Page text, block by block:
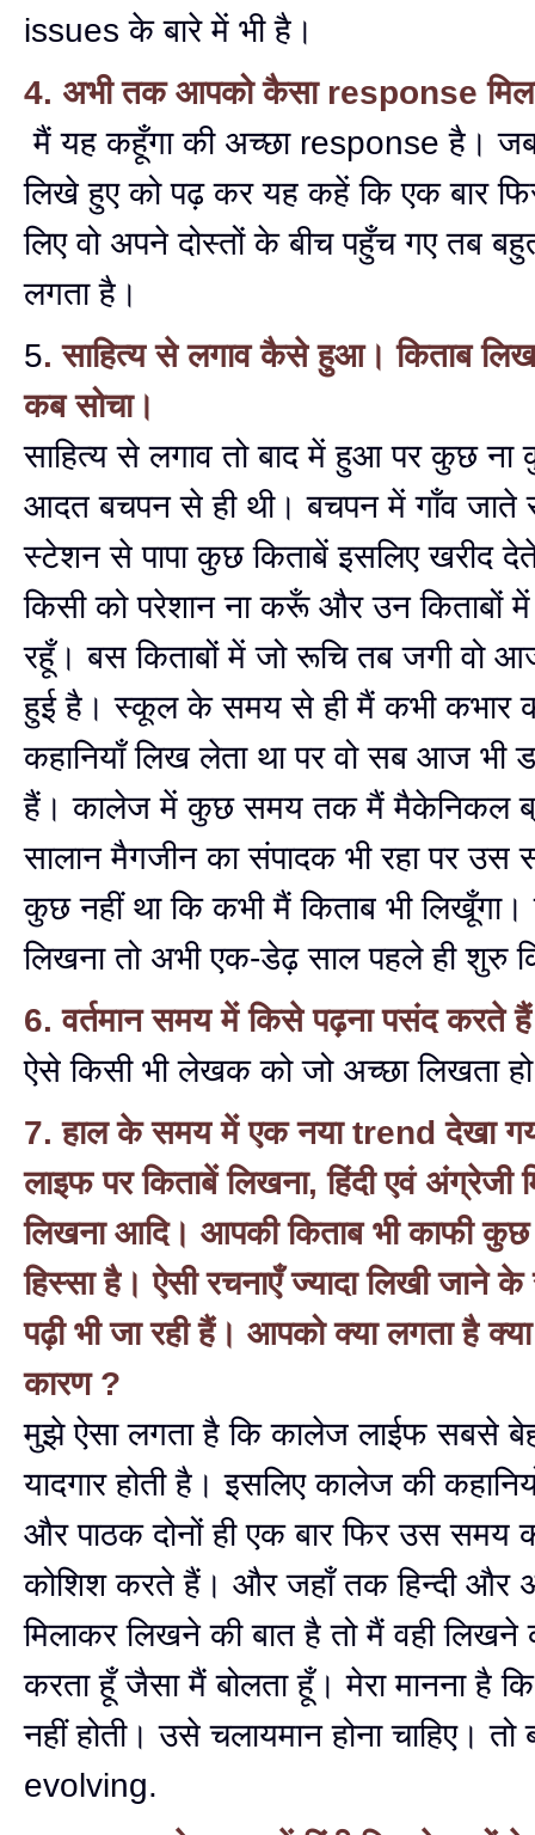
issues के बारे में भी है।
4. अभी तक आपको कैसा response
मैं यह कहूँगा की अच्छा response है।
लिखे हुए को पढ़ कर यह कहें कि एक बार
लिए वो अपने दोस्तों के बीच पहुँच गए तब
लगता है।
5. साहित्य से लगाव कैसे हुआ। किताब
कब सोचा।
साहित्य से लगाव तो बाद में हुआ पर कुछ
आदत बचपन से ही थी। बचपन में गाँव जाते
स्टेशन से पापा कुछ किताबें इसलिए खरीद
किसी को परेशान ना करूँ और उन किताबों
रहूँ। बस किताबों में जो रूचि तब जगी वो
हुई है। स्कूल के समय से ही मैं कभी कभार
कहानियाँ लिख लेता था पर वो सब आज भी
हैं। कालेज में कुछ समय तक मैं मैकेनिकल
सालान मैगजीन का संपादक भी रहा पर
कुछ नहीं था कि कभी मैं किताब भी लिखूँगा।
लिखना तो अभी एक-डेढ़ साल पहले ही शुरु
6. वर्तमान समय में किसे पढ़ना पसंद करते
ऐसे किसी भी लेखक को जो अच्छा लिखता
7. हाल के समय में एक नया trend देखा
लाइफ पर किताबें लिखना, हिंदी एवं अंग्रेजी
लिखना आदि। आपकी किताब भी काफी
हिस्सा है। ऐसी रचनाएँ ज्यादा लिखी जाने के
पढ़ी भी जा रही हैं। आपको क्या लगता है
कारण ?
मुझे ऐसा लगता है कि कालेज लाईफ सबसे
यादगार होती है। इसलिए कालेज की
और पाठक दोनों ही एक बार फिर उस समय
कोशिश करते हैं। और जहाँ तक हिन्दी और
मिलाकर लिखने की बात है तो मैं वही लिखने
करता हूँ जैसा मैं बोलता हूँ। मेरा मानना है कि
नहीं होती। उसे चलायमान होना चाहिए। तो
evolving.